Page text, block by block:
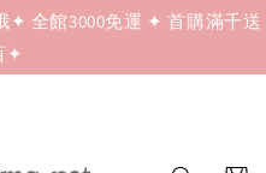
✦ 全館3000免運 ✦ 首購滿千送
✦